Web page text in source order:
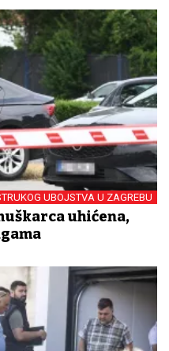
UBOJSTVA U ZAGREBU
uhićena,